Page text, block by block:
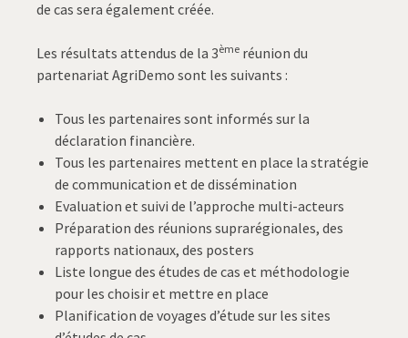
de cas sera également créée.
Les résultats attendus de la 3ème réunion du
partenariat AgriDemo sont les suivants :
Tous les partenaires sont informés sur la
déclaration financière.
Tous les partenaires mettent en place la stratégie
de communication et de dissémination
Evaluation et suivi de l’approche multi-acteurs
Préparation des réunions suprarégionales, des
rapports nationaux, des posters
Liste longue des études de cas et méthodologie
pour les choisir et mettre en place
Planification de voyages d’étude sur les sites